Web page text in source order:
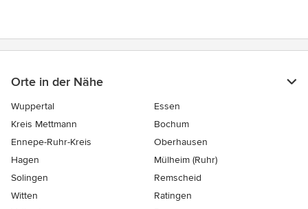
Orte in der Nähe
Wuppertal
Essen
Kreis Mettmann
Bochum
Ennepe-Ruhr-Kreis
Oberhausen
Hagen
Mülheim (Ruhr)
Solingen
Remscheid
Witten
Ratingen